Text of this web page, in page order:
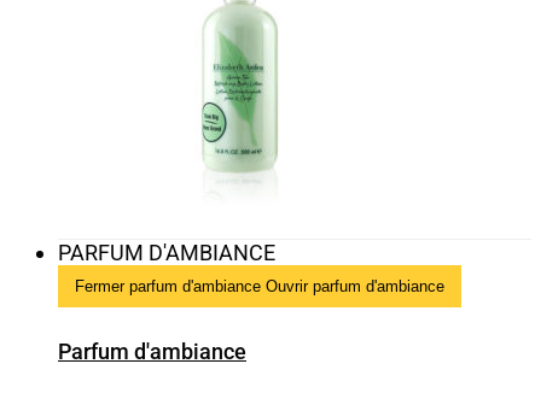
PARFUM D'AMBIANCE
Fermer parfum d'ambiance Ouvrir parfum d'ambiance
Parfum d'ambiance